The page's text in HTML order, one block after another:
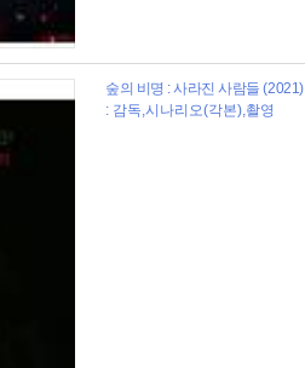
숲의 비명 : 사라진 사람들 (2021)
: 감독,시나리오(각본),촬영